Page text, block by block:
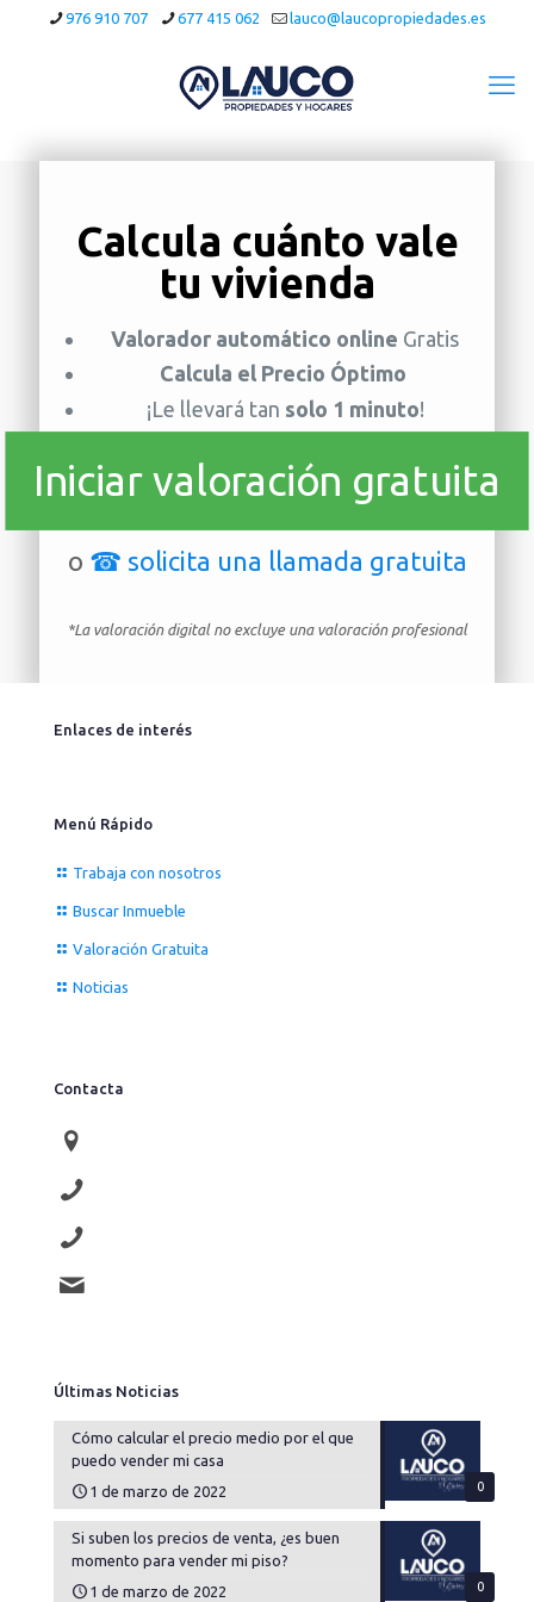
976 910 707 677 415 062 lauco@laucopropiedades.es
Calcula cuánto vale
tu vivienda
Valorador automático online Gratis
Calcula el Precio Óptimo
¡Le llevará tan solo 1 minuto!
Iniciar valoración gratuita
o ☎ solicita una llamada gratuita
*La valoración digital no excluye una valoración profesional
Enlaces de interés
Menú Rápido
Trabaja con nosotros
Buscar Inmueble
Valoración Gratuita
Noticias
Contacta
Últimas Noticias
0
Cómo calcular el precio medio por el que
puedo vender mi casa
1 de marzo de 2022
0
Si suben los precios de venta, ¿es buen
momento para vender mi piso?
1 de marzo de 2022